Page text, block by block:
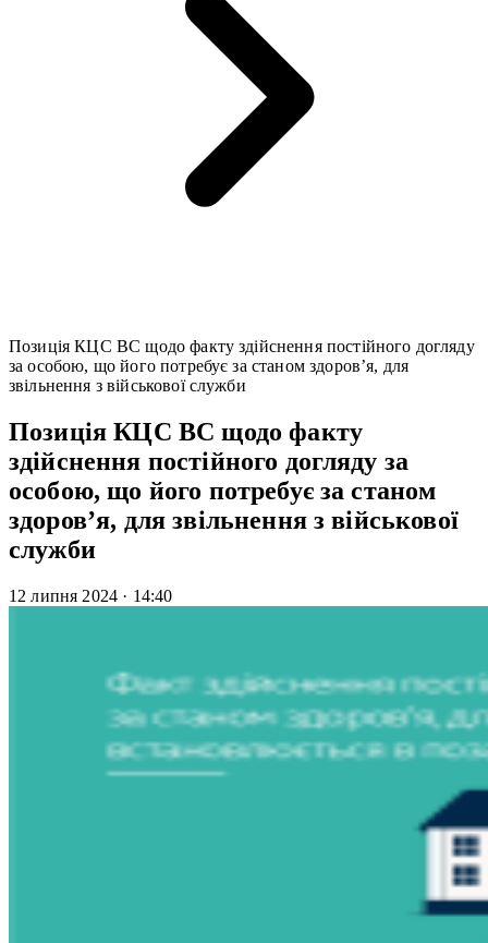
Позиція КЦС ВС щодо факту здійснення постійного догляду
за особою, що його потребує за станом здоров’я, для
звільнення з військової служби
Позиція КЦС ВС щодо факту
здійснення постійного догляду за
особою, що його потребує за станом
здоров’я, для звільнення з військової
служби
12 липня 2024 · 14:40